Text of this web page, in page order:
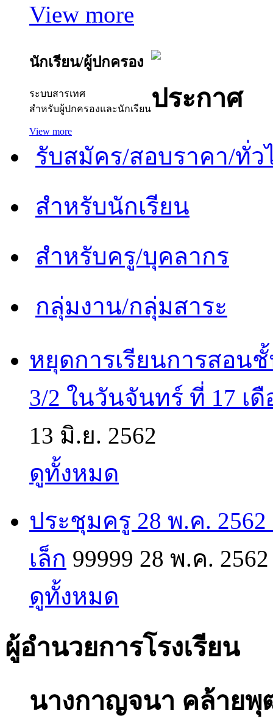
View more
นักเรียน/ผู้ปกครอง
ระบบสารเทศ
สำหรับผู้ปกครองและนักเรียน
View more
ประกาศ
รับสมัคร/สอบราคา/ทั่ว
สำหรับนักเรียน
สำหรับครู/บุคลากร
กลุ่มงาน/กลุ่มสาระ
หยุดการเรียนการสอน
3/2 ในวันจันทร์ ที่ 17 เ
13 มิ.ย. 2562
ดูทั้งหมด
ประชุมครู 28 พ.ค.
เล็ก 99999 28 พ.ค. 2562
ดูทั้งหมด
ผู้อำนวยการโรงเรียน
นางกาญจนา คล้าย